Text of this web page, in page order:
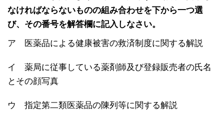
なければならないものの組み合わせを下から一つ選
び、その番号を解答欄に記入しなさい。
ア 医薬品による健康被害の救済制度に関する解説
イ 薬局に従事している薬剤師及び登録販売者の氏名
とその顔写真
ウ 指定第二類医薬品の陳列等に関する解説